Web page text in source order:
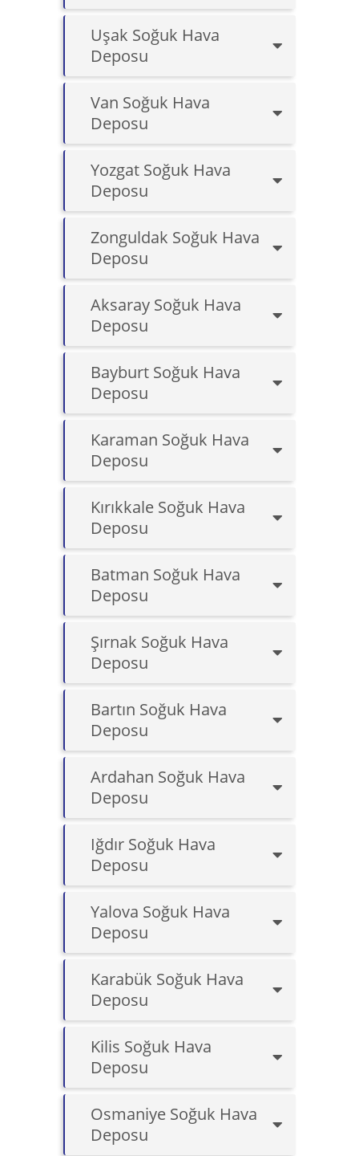
Uşak Soğuk Hava
Deposu
Van Soğuk Hava
Deposu
Yozgat Soğuk Hava
Deposu
Zonguldak Soğuk Hava
Deposu
Aksaray Soğuk Hava
Deposu
Bayburt Soğuk Hava
Deposu
Karaman Soğuk Hava
Deposu
Kırıkkale Soğuk Hava
Deposu
Batman Soğuk Hava
Deposu
Şırnak Soğuk Hava
Deposu
Bartın Soğuk Hava
Deposu
Ardahan Soğuk Hava
Deposu
Iğdır Soğuk Hava
Deposu
Yalova Soğuk Hava
Deposu
Karabük Soğuk Hava
Deposu
Kilis Soğuk Hava
Deposu
Osmaniye Soğuk Hava
Deposu